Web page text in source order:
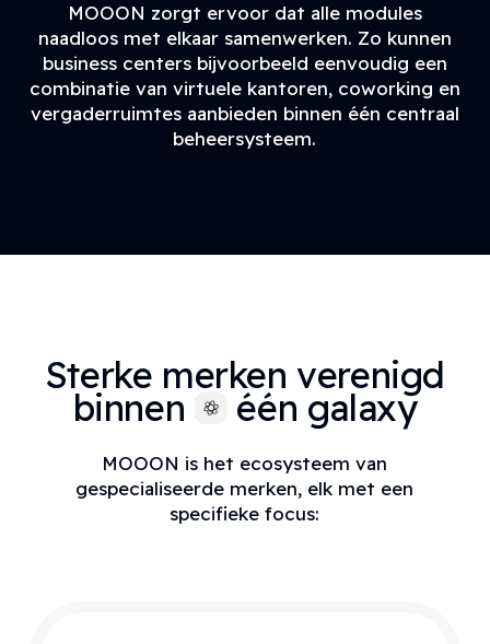
MOOON zorgt ervoor dat alle modules
naadloos met elkaar samenwerken. Zo kunnen
business centers bijvoorbeeld eenvoudig een
combinatie van virtuele kantoren, coworking en
vergaderruimtes aanbieden binnen één centraal
beheersysteem.
Sterke merken verenigd
binnen één galaxy
MOOON is het ecosysteem van
gespecialiseerde merken, elk met een
specifieke focus: